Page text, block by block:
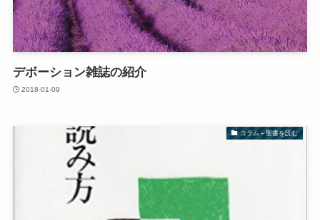
デボーション雑誌の紹介
2018-01-09
コラム～聖書を読む